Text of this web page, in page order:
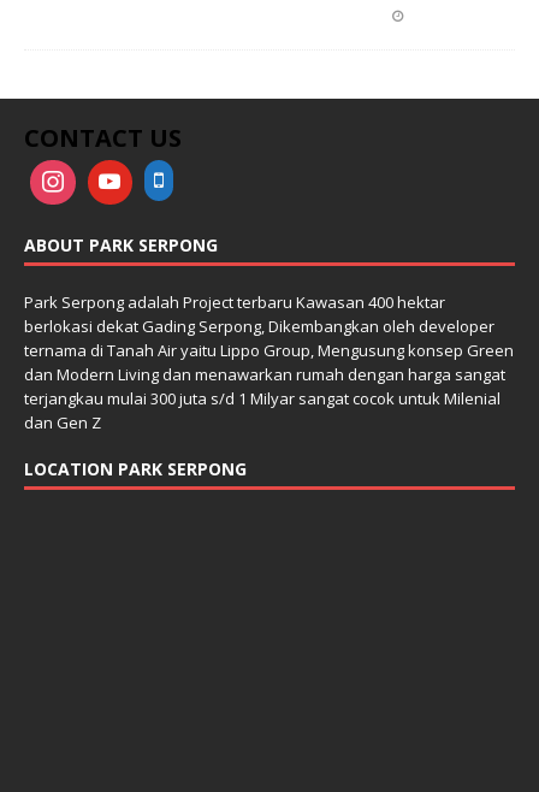
CONTACT US
ABOUT PARK SERPONG
Park Serpong adalah Project terbaru Kawasan 400 hektar
berlokasi dekat Gading Serpong, Dikembangkan oleh developer
ternama di Tanah Air yaitu Lippo Group, Mengusung konsep Green
dan Modern Living dan menawarkan rumah dengan harga sangat
terjangkau mulai 300 juta s/d 1 Milyar sangat cocok untuk Milenial
dan Gen Z
LOCATION PARK SERPONG